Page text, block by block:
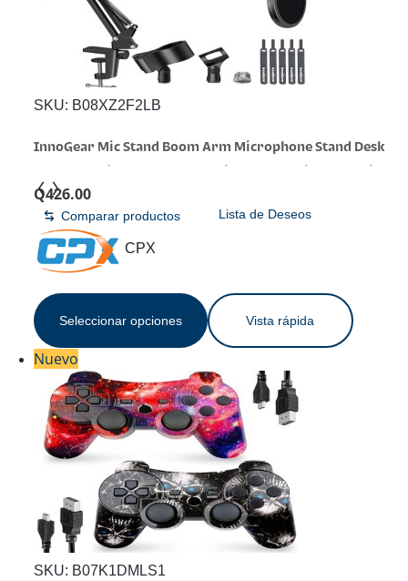
Comparar productos Lista de Deseos
SKU: B08XZ2F2LB
InnoGear Mic Stand Boom Arm Microphone Stand Desk
360° Adjustable Arm, Pop Filter Included, Foldable for
Reclaimed Desk Space, Flat Desk
Q426.00
CPX
Seleccionar opciones Vista rápida
Nuevo
SKU: B07K1DMLS1